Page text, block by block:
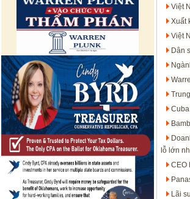
Việt
Xuất
Việt
Dân
lỗ lớn
CEO
Lãi